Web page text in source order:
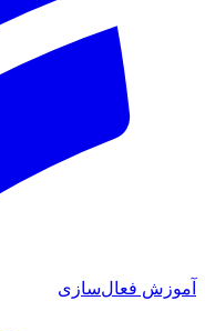
آموزش فعال‌سازی